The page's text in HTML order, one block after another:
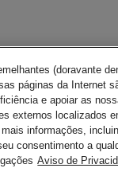
(doravante
páginas da Internet
e apoiar as
externos localizados
informações,
consentimento a
Aviso de